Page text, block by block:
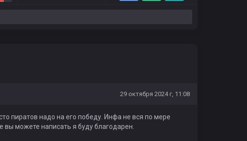
29 октября 2024 г, 11:08
пиратов надо на его победу. Инфа не вся по мере
можете написать я буду благодарен.